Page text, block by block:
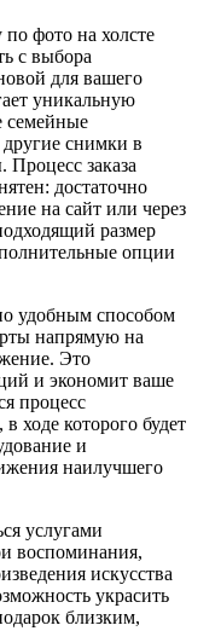
фото на холсте
с выбора
для вашего
уникальную
семейные
снимки в
заказа
достаточно
на сайт или через
размер
опции
удобным способом
напрямую на
Это
и экономит ваше
процесс
ходе которого будет
и
наилучшего
услугами
воспоминания,
искусства
украсить
близким,